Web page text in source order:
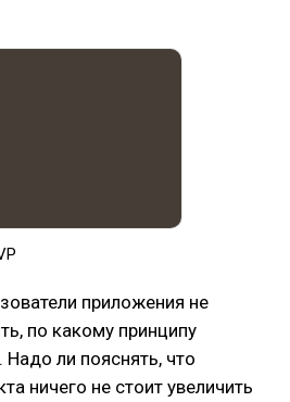
приложения не
по какому принципу
ли пояснять, что
ничего не стоит увеличить